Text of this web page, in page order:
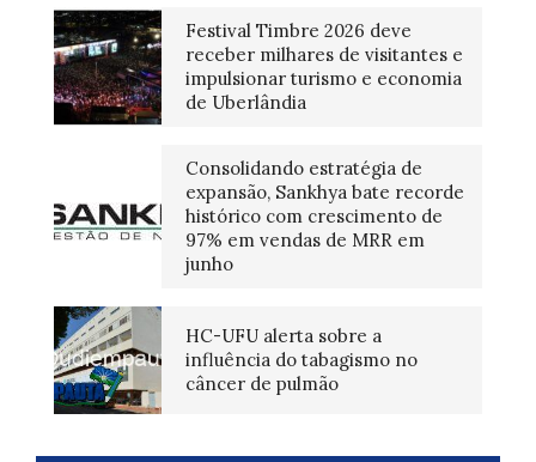
Festival Timbre 2026 deve
receber milhares de visitantes e
impulsionar turismo e economia
de Uberlândia
Consolidando estratégia de
expansão, Sankhya bate recorde
histórico com crescimento de
97% em vendas de MRR em
junho
HC-UFU alerta sobre a
influência do tabagismo no
câncer de pulmão